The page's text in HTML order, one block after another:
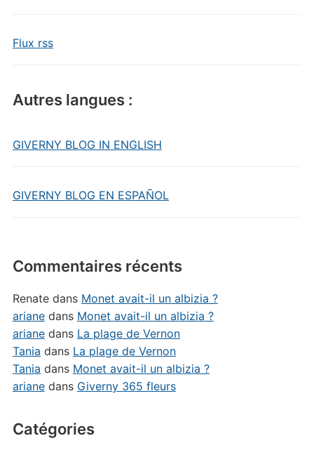
Flux rss
Autres langues :
GIVERNY BLOG IN ENGLISH
GIVERNY BLOG EN ESPAÑOL
Commentaires récents
Renatedans Monet avait-il un albizia ?
arianedans Monet avait-il un albizia ?
arianedans La plage de Vernon
Tania dans La plage de Vernon
Tania dans Monet avait-il un albizia ?
arianedans Giverny 365 fleurs
Catégories